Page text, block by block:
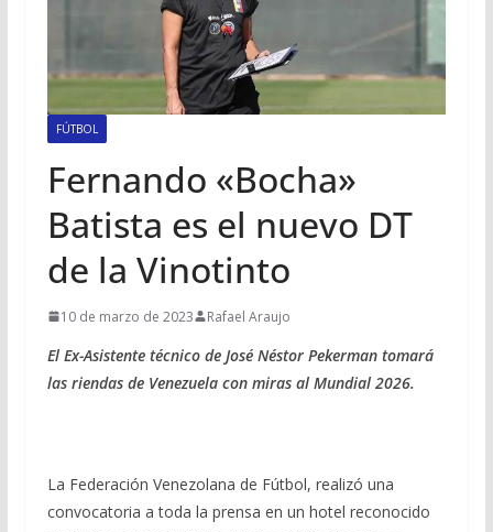
FÚTBOL
Fernando «Bocha»
Batista es el nuevo DT
de la Vinotinto
10 de marzo de 2023 Rafael Araujo
El Ex-Asistente técnico de José Néstor Pekerman tomará
las riendas de Venezuela con miras al Mundial 2026.
La Federación Venezolana de Fútbol, realizó una
convocatoria a toda la prensa en un hotel reconocido